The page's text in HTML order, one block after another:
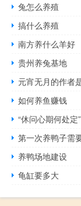
兔怎么养殖
搞什么养殖
南方养什么羊好
贵州养兔基地
元宵无月的作者
如何养鱼赚钱
“休问心期何处定
第一次养鸭子需
养鸭场地建设
龟缸要多大